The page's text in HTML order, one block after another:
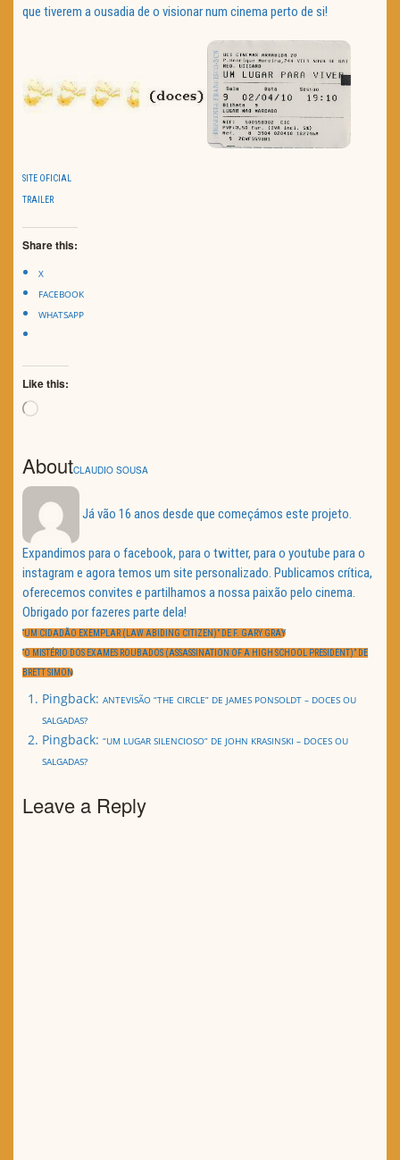
que tiverem a ousadia de o visionar num cinema perto de si!
SITE OFICIAL
TRAILER
Share this:
X
FACEBOOK
WHATSAPP
Like this:
Loading…
AboutCLAUDIO SOUSA
Já vão 16 anos desde que começámos este projeto.
Expandimos para o facebook, para o twitter, para o youtube para o
instagram e agora temos um site personalizado. Publicamos crítica,
oferecemos convites e partilhamos a nossa paixão pelo cinema.
Obrigado por fazeres parte dela!
Navegação
de
artigos
PREVIOUS
“UM CIDADÃO EXEMPLAR (LAW ABIDING CITIZEN)” DE F. GARY GRAY
NEXT
“O MISTÉRIO DOS EXAMES ROUBADOS (ASSASSINATION OF A HIGH SCHOOL PRESIDENT)” DE
BRETT SIMON
Pingback:ANTEVISÃO “THE CIRCLE” DE JAMES PONSOLDT – DOCES OU
SALGADAS?
Pingback:“UM LUGAR SILENCIOSO” DE JOHN KRASINSKI – DOCES OU
SALGADAS?
Leave a Reply